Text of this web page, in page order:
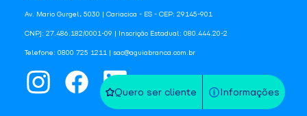
Quero ser cliente Informações
Av. Mario Gurgel, 5030 | Cariacica - ES - CEP: 29145-901
CNPJ: 27.486.182/0001-09 | Inscrição Estadual: 080.444.20-2
Telefone: 0800 725 1211 | sac@aguiabranca.com.br